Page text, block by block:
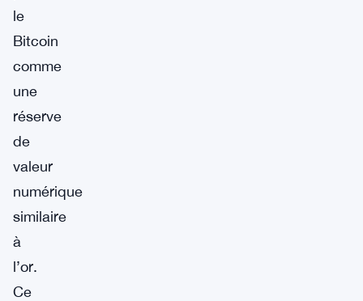
le
Bitcoin
comme
une
réserve
de
valeur
numérique
similaire
à
l’or.
Ce